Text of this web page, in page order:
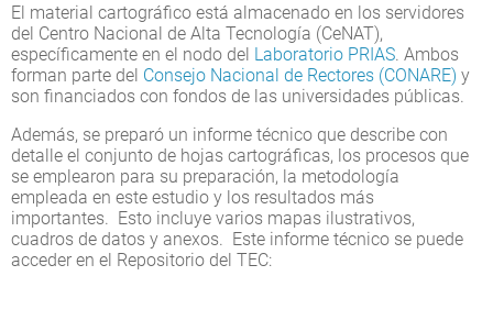
El material cartográfico está almacenado en los servidores
del Centro Nacional de Alta Tecnología (CeNAT),
específicamente en el nodo del Laboratorio PRIAS . Ambos
forman parte del Consejo Nacional de Rectores (CONARE) y
son financiados con fondos de las universidades públicas.
Además, se preparó un informe técnico que describe con
detalle el conjunto de hojas cartográficas, los procesos que
se emplearon para su preparación, la metodología
empleada en este estudio y los resultados más
importantes. Esto incluye varios mapas ilustrativos,
cuadros de datos y anexos. Este informe técnico se puede
acceder en el Repositorio del TEC: